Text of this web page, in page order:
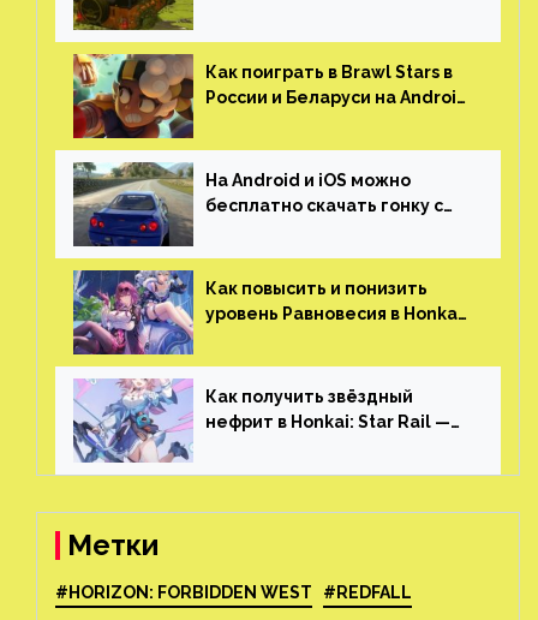
открытым миром, прокачкой,
гонками и тюнингом машины
Как поиграть в Brawl Stars в
России и Беларуси на Android
На Android и iOS можно
бесплатно скачать гонку с
который больше, чем в
Skyrim и GTA: San Andreas
Как повысить и понизить
уровень Равновесия в Honkai:
Как получить звёздный
нефрит в Honkai: Star Rail —
Метки
#HORIZON: FORBIDDEN WEST #REDFALL